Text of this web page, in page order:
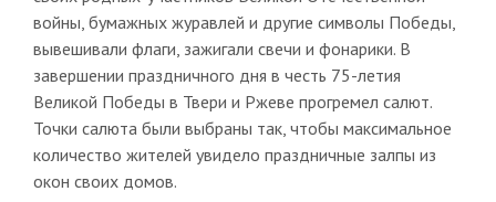
войны, бумажных журавлей и другие символы Победы,
вывешивали флаги, зажигали свечи и фонарики. В
завершении праздничного дня в честь 75-летия
Великой Победы в Твери и Ржеве прогремел салют.
Точки салюта были выбраны так, чтобы максимальное
количество жителей увидело праздничные залпы из
окон своих домов.